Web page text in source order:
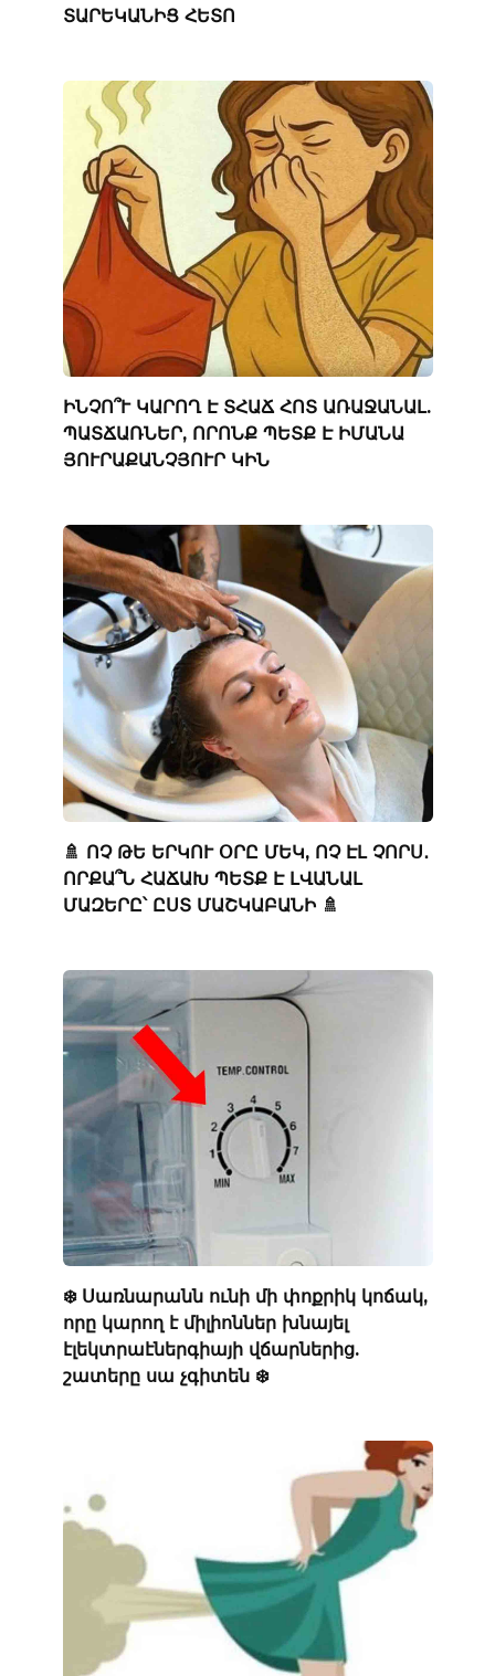
ՏԱՐԵԿԱՆԻՑ ՀԵՏՈ
ԻՆՉՈ՞Ւ ԿԱՐՈՂ Է ՏՀԱՃ ՀՈՏ ԱՌԱՋԱՆԱԼ.
ՊԱՏՃԱՌՆԵՐ, ՈՐՈՆՔ ՊԵՏՔ Է ԻՄԱՆԱ
ՅՈՒՐԱՔԱՆՉՅՈՒՐ ԿԻՆ
🚿 ՈՉ ԹԵ ԵՐԿՈՒ ՕՐԸ ՄԵԿ, ՈՉ ԷԼ ՉՈՐՍ․
ՈՐՔԱ՞Ն ՀԱՃԱԽ ՊԵՏՔ Է ԼՎԱՆԱԼ
ՄԱԶԵՐԸ՝ ԸՍՏ ՄԱՇԿԱԲԱՆԻ 🚿
❄️ Սառնարանն ունի մի փոքրիկ կոճակ,
որը կարող է միլիոններ խնայել
էլեկտրաէներգիայի վճարներից.
շատերը սա չգիտեն ❄️